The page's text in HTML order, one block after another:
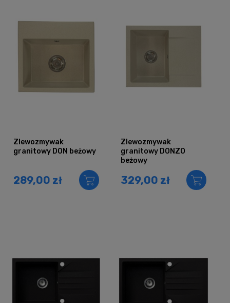
Zlewozmywak
granitowy DON beżowy
289,00 zł
Zlewozmywak
granitowy DONZO
beżowy
329,00 zł